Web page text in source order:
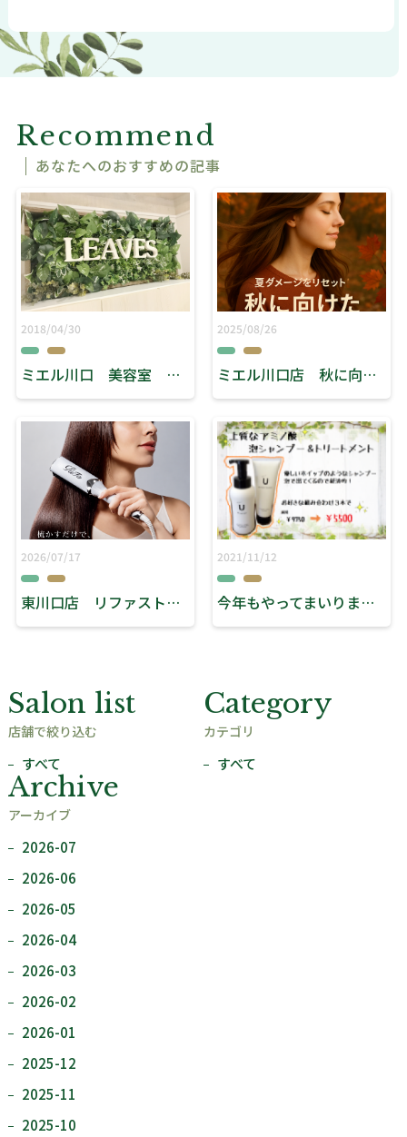
Salon list
店舗で絞り込む
すべて
Category
カテゴリ
すべて
Archive
アーカイブ
2026-07
2026-06
2026-05
2026-04
2026-03
2026-02
2026-01
2025-12
2025-11
2025-10
Recommend
あなたへのおすすめの記事
2018/04/30
ミエル川口 美容室 リーブス 「オープニングキャンペーン」
2025/08/26
ミエル川口店 秋に向けたケア
2026/07/17
東川口店 リファストレートブローアイロン
2021/11/12
今年もやってまいりました NO２ 東川口店